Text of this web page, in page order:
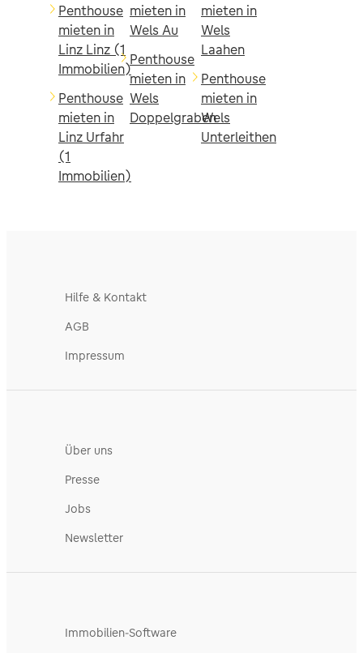
Penthouse
mieten in
Linz Linz (1
Immobilien)
Penthouse
mieten in
Linz Urfahr
(1
Immobilien)
mieten in
Wels Au
Penthouse
mieten in
Wels
Doppelgraben
mieten in
Wels
Laahen
Penthouse
mieten in
Wels
Unterleithen
Hilfe & Kontakt
AGB
Impressum
Über uns
Presse
Jobs
Newsletter
Immobilien-Software